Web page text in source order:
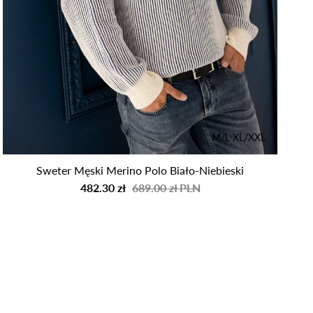
M/L XL/XXL
Sweter Męski Merino Polo Biało-Niebieski
482.30 zł 689.00 zł PLN
close